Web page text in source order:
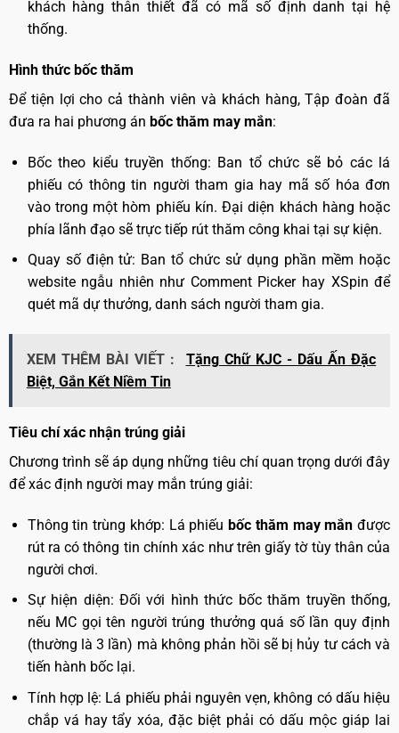
khách hàng thân thiết đã có mã số định danh tại hệ
thống.
Hình thức bốc thăm
Để tiện lợi cho cả thành viên và khách hàng, Tập đoàn đã
đưa ra hai phương án bốc thăm may mắn:
Bốc theo kiểu truyền thống: Ban tổ chức sẽ bỏ các lá
phiếu có thông tin người tham gia hay mã số hóa đơn
vào trong một hòm phiếu kín. Đại diện khách hàng hoặc
phía lãnh đạo sẽ trực tiếp rút thăm công khai tại sự kiện.
Quay số điện tử: Ban tổ chức sử dụng phần mềm hoặc
website ngẫu nhiên như Comment Picker hay XSpin để
quét mã dự thưởng, danh sách người tham gia.
XEM THÊM BÀI VIẾT :
Tặng Chữ KJC - Dấu Ấn Đặc
Biệt, Gắn Kết Niềm Tin
Tiêu chí xác nhận trúng giải
Chương trình sẽ áp dụng những tiêu chí quan trọng dưới đây
để xác định người may mắn trúng giải:
Thông tin trùng khớp: Lá phiếubốc thăm may mắn được
rút ra có thông tin chính xác như trên giấy tờ tùy thân của
người chơi.
Sự hiện diện: Đối với hình thức bốc thăm truyền thống,
nếu MC gọi tên người trúng thưởng quá số lần quy định
(thường là 3 lần) mà không phản hồi sẽ bị hủy tư cách và
tiến hành bốc lại.
Tính hợp lệ: Lá phiếu phải nguyên vẹn, không có dấu hiệu
chắp vá hay tẩy xóa, đặc biệt phải có dấu mộc giáp lai